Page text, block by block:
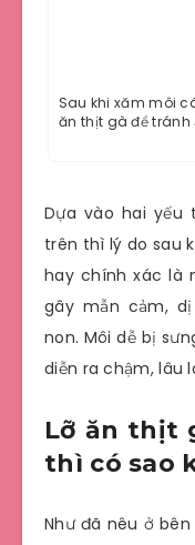
Sau khi xăm môi
ăn thịt gà để
Dựa vào hai
trên thì lý do sau
hay chính xác là
gây mẫn cảm,
non. Môi dễ bị
diễn ra chậm, lâu
Lỡ ăn thịt
thì có sao
Như đã nêu ở